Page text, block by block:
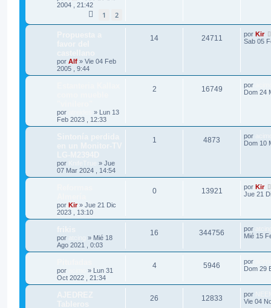
2004 , 21:42
1 2
por Alf » Vie 04 Feb
2005 , 9:44
14 24711 por Kir
Sab 05
por » Lun 13
Feb 2023 , 12:33
2 16749 por
Dom 24
por » Jue
07 Mar 2024 , 14:54
1 4873 por
Dom 10
por Kir» Jue 21 Dic
2023 , 13:10
0 13921 por Kir
Jue 21
por » Mié 18
Ago 2021 , 0:03
16 344756 por
Mié 15
por » Lun 31
Oct 2022 , 21:34
4 5946 por
Dom 29
26 12833 por
Vie 04